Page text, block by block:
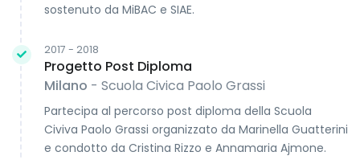
sostenuto da MiBAC e SIAE.
2017 - 2018
Progetto Post Diploma
Milano - Scuola Civica Paolo Grassi
Partecipa al percorso post diploma della Scuola
Civiva Paolo Grassi organizzato da Marinella Guatterini
e condotto da Cristina Rizzo e Annamaria Ajmone.